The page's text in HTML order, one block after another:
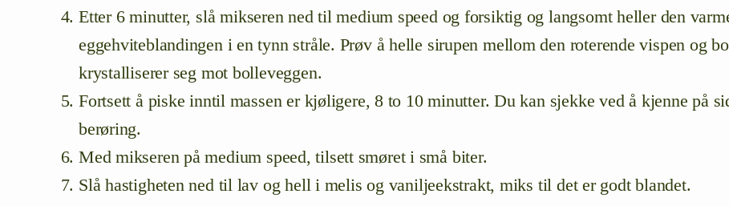
Etter 6 minutter, slå mikseren ned til medium speed og forsiktig og langsomt heller den
eggehviteblandingen i en tynn stråle. Prøv å helle sirupen mellom den roterende vispen og
krystalliserer seg mot bolleveggen.
Fortsett å piske inntil massen er kjøligere, 8 to 10 minutter. Du kan sjekke ved å kjenne på
berøring.
Med mikseren på medium speed, tilsett smøret i små biter.
Slå hastigheten ned til lav og hell i melis og vaniljeekstrakt, miks til det er godt blandet.